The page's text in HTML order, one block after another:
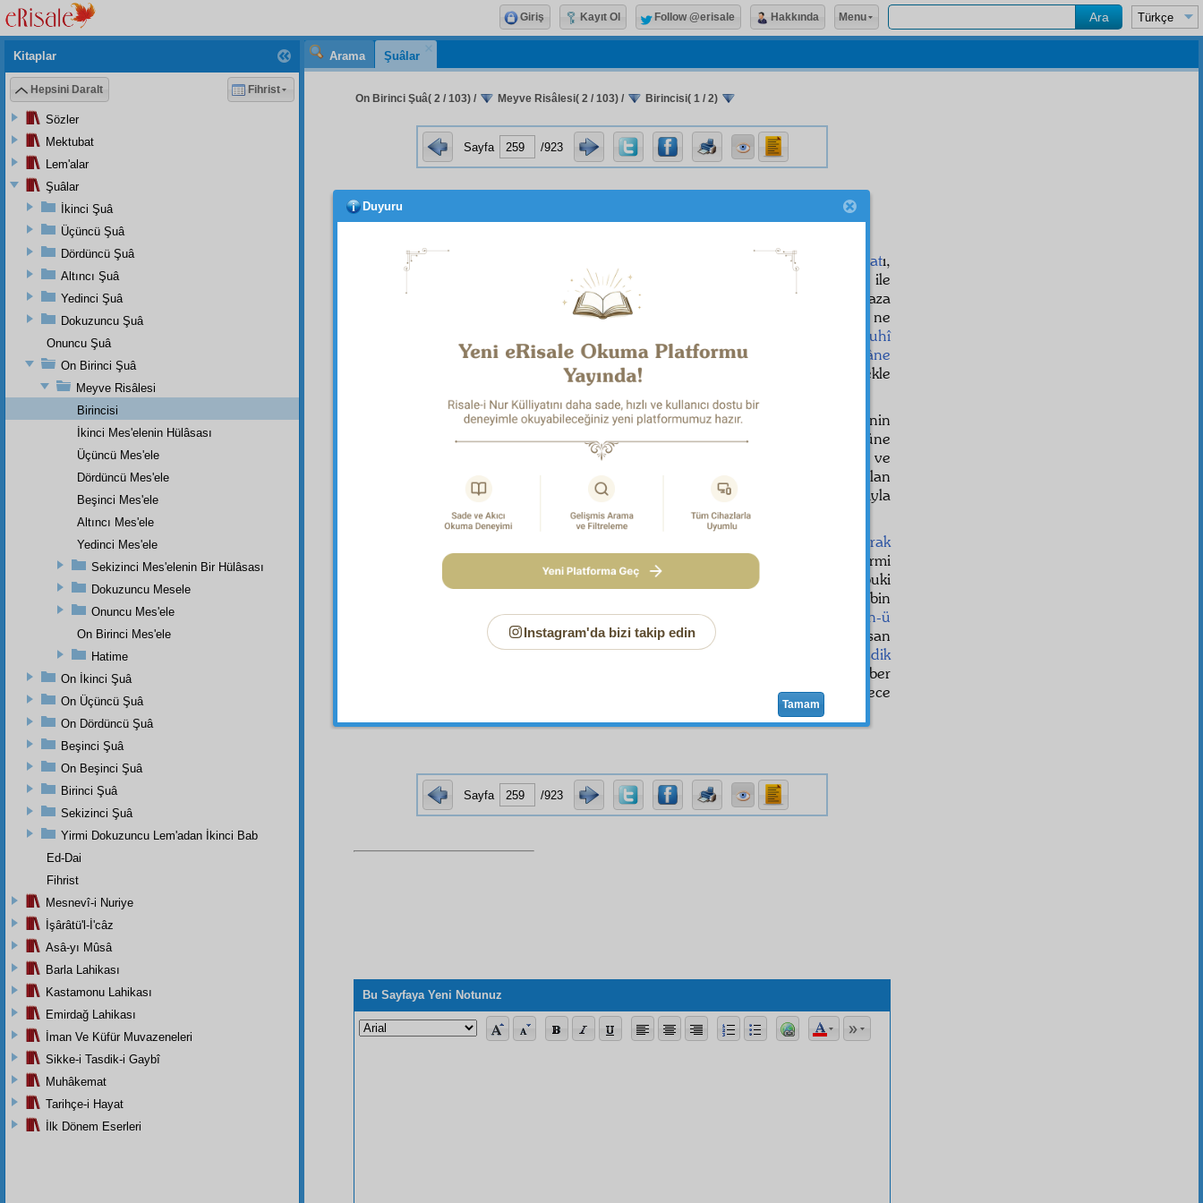
Arama Şuâlar
On Birinci Şuâ( 2 / 103) / Meyve Risâlesi( 2 / 103) / Birincisi( 1 / 2)
Sayfa /923
Birincisi
Dördüncü Sözde sermaye-i hayatı,
ediyor—tâ ki, iki hayatımıza lâzım şeyler o
ile
alınsın. Biz kısacık
hayat-ı dünyeviyeye yirmi üç saati
edip, beş farz namaza
gelen bir saati, pek çok uzun olanhayat-ı uhreviye
mize sarfetmezsek, ne
ruhî
sıkıntıları çekmek ve o sıkıntılar yüzünden ahlâkını bozmak ve
meyusâne
hayatını geçirmek sebebiyle, değilterbiyealmak, belki
nin aksine gitmekle
edilsin.
Eğer, bir saati beş farz namazasarfetsek, o halde hapis ve
müddetinin
herbir saati, bazan bir gün ibadet; vefânibir saati,bâki
saatler hükmüne
meyusiyet
bulması ve
hapse sebebiyet veren hatalara
i olan
yi alması ne derece kârlı bir imtihan, bir ders ve
arkadaşlarıyla
bir hoş sohbet olduğu düşünülsün...
iştirak
etmiş bir piyango kumarına yirmi dört lirasından beş on lirayı veren ve yirmi
dörtten birisini
mücevherathazinesinin biletine vermeyen—halbuki
dünyevî piyangoda o bin lirayı kazanmak ihtimali binden birdir; çünkü bin
daha var—veuhrevî mukadderat-ı beşer
hüsn-ü
ehl-i imaniçin kazanç ihtimali binden dokuz yüz doksan
dokuz olduğuna yüz yirmi dört binenbiyanın ona dair
tasdik
ler haber
verdikleri halde, evvelki piyangoya koşmak, ikincisinden kaçmak ne derece
Sayfa /923
Bu Sayfaya Yeni Notunuz
Kitaplar
Hepsini Daralt Fihrist
Sözler
Mektubat
Lem'alar
Şuâlar
İkinci Şuâ
Üçüncü Şuâ
Dördüncü Şuâ
Altıncı Şuâ
Yedinci Şuâ
Dokuzuncu Şuâ
Onuncu Şuâ
On Birinci Şuâ
Meyve Risâlesi
Birincisi
İkinci Mes'elenin Hülâsası
Üçüncü Mes'ele
Dördüncü Mes'ele
Beşinci Mes'ele
Altıncı Mes'ele
Yedinci Mes'ele
Sekizinci Mes'elenin Bir Hülâsası
Dokuzuncu Mesele
Onuncu Mes'ele
On Birinci Mes'ele
Hatime
On İkinci Şuâ
On Üçüncü Şuâ
On Dördüncü Şuâ
Beşinci Şuâ
On Beşinci Şuâ
Birinci Şuâ
Sekizinci Şuâ
Yirmi Dokuzuncu Lem'adan İkinci Bab
Ed-Dai
Fihrist
Mesnevî-i Nuriye
İşârâtü'l-İ'câz
Asâ-yı Mûsâ
Barla Lahikası
Kastamonu Lahikası
Emirdağ Lahikası
İman Ve Küfür Muvazeneleri
Sikke-i Tasdik-i Gaybî
Muhâkemat
Tarihçe-i Hayat
İlk Dönem Eserleri
Giriş Kayıt Ol Follow @erisale Hakkında Menu
Duyuru
Instagram'da bizi takip edin
Tamam